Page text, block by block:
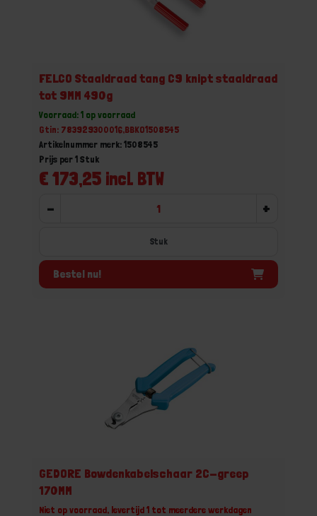
FELCO Staaldraad tang C9 knipt staaldraad
tot 9MM 490g
Voorraad: 1 op voorraad
Gtin: 783929300016,BBKO1508545
Artikelnummer merk: 1508545
€ 173,25 incl. BTW
Prijs per 1 Stuk
- +
Stuk
Bestel nu!
GEDORE Bowdenkabelschaar 2C-greep
170MM
Niet op voorraad, levertijd 1 tot meerdere werkdagen